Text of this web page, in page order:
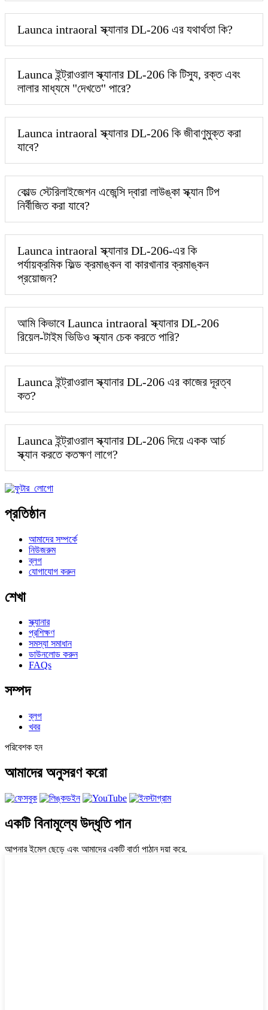
Launca intraoral স্ক্যানার DL-206 এর যথার্থতা কি?
Launca ইন্ট্রাওরাল স্ক্যানার DL-206 কি টিস্যু, রক্ত ​​এবং
লালার মাধ্যমে "দেখতে" পারে?
Launca intraoral স্ক্যানার DL-206 কি জীবাণুমুক্ত করা
যাবে?
কোল্ড স্টেরিলাইজেশন এজেন্সি দ্বারা লাউঙ্কা স্ক্যান টিপ
নির্বীজিত করা যাবে?
Launca intraoral স্ক্যানার DL-206-এর কি
পর্যায়ক্রমিক ফিল্ড ক্রমাঙ্কন বা কারখানার ক্রমাঙ্কন
প্রয়োজন?
আমি কিভাবে Launca intraoral স্ক্যানার DL-206
রিয়েল-টাইম ভিডিও স্ক্যান চেক করতে পারি?
Launca ইন্ট্রাওরাল স্ক্যানার DL-206 এর কাজের দূরত্ব
কত?
Launca ইন্ট্রাওরাল স্ক্যানার DL-206 দিয়ে একক আর্চ
স্ক্যান করতে কতক্ষণ লাগে?
প্রতিষ্ঠান
আমাদের সম্পর্কে
নিউজরুম
ব্লগ
যোগাযোগ করুন
শেখা
স্ক্যানার
প্রশিক্ষণ
সমস্যা সমাধান
ডাউনলোড করুন
FAQs
সম্পদ
ব্লগ
খবর
পরিবেশক হন
আমাদের অনুসরণ করো
একটি বিনামূল্যে উদ্ধৃতি পান
আপনার ইমেল ছেড়ে এবং আমাদের একটি বার্তা পাঠান দয়া করে.